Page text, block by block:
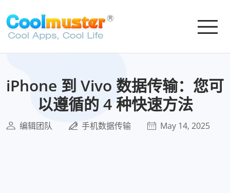
iPhone 到 Vivo 数据传输：您可
以遵循的 4 种快速方法
编辑团队 手机数据传输 May 14, 2025